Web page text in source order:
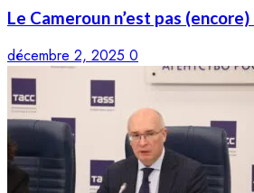
Le Cameroun n’est pas
décembre 2, 2025 0